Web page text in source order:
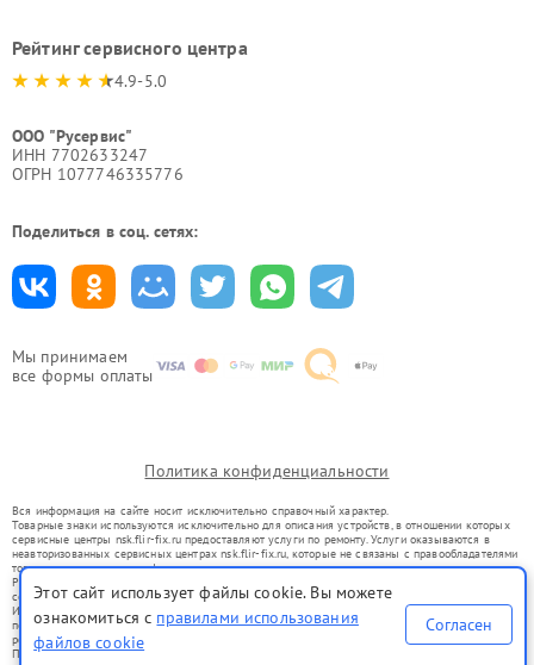
Мы принимаем
все формы оплаты
Рейтинг сервисного центра
4.9-5.0
ООО "Русервис"
ИНН 7702633247
ОГРН 1077746335776
Поделиться в соц. сетях:
Политика конфиденциальности
Вся информация на сайте носит исключительно справочный характер.
Товарные знаки используются исключительно для описания устройств, в отношении которых
сервисные центры nsk.flir-fix.ru предоставляют услуги по ремонту. Услуги оказываются в
неавторизованных сервисных центрах nsk.flir-fix.ru, которые не связаны с правообладателями
товарных знаков или их официальными представителями.
Ремонт осуществляется для устройств, уже введенных в гражданский оборот в соответствии
со статьей 1487 ГК РФ.
Использование товарных знаков не преследует цели индивидуализации услуг или введения
потребителей в заблуждение, а служит для информирования о предоставляемых услугах по
ремонту техники указанных брендов.
Представленная на сайте информация не является публичной офертой, определяемой
Этот сайт использует файлы cookie. Вы можете
ознакомиться с правилами использования
файлов cookie
Согласен